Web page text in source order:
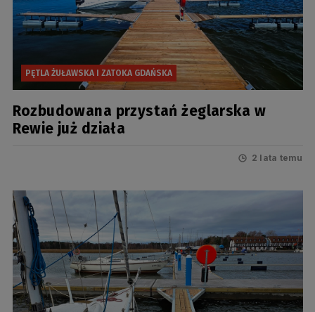
PĘTLA ŻUŁAWSKA I ZATOKA GDAŃSKA
Rozbudowana przystań żeglarska w
Rewie już działa
2 lata temu